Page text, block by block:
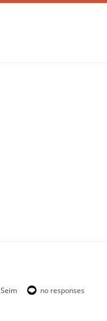
Seim
no responses